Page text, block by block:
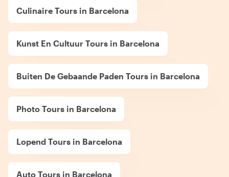
Culinaire Tours in Barcelona
Kunst En Cultuur Tours in Barcelona
Buiten De Gebaande Paden Tours in Barcelona
Photo Tours in Barcelona
Lopend Tours in Barcelona
Auto Tours in Barcelona